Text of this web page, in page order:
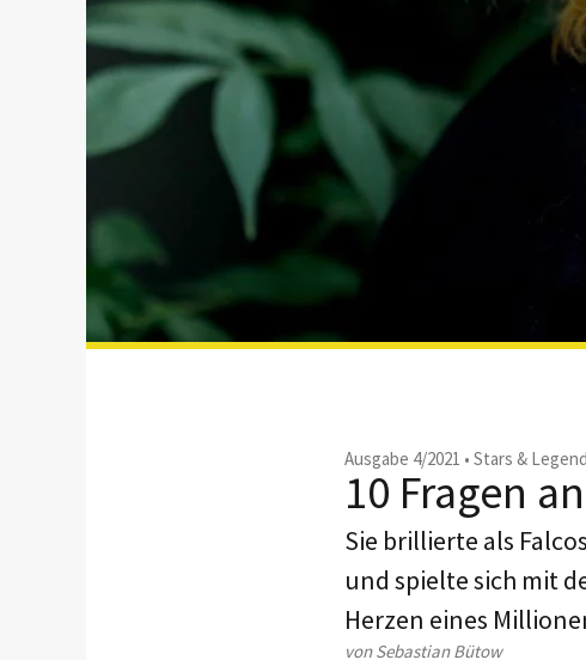
Ausgabe 4/2021 • Stars &
10 Fragen
Sie brillierte als
und spielte sich mit
Herzen eines
von Sebastian Bütow